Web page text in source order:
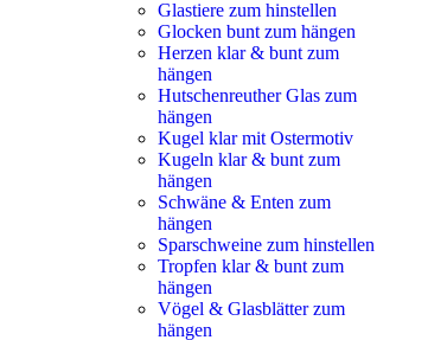
Glastiere zum hinstellen
Glocken bunt zum hängen
Herzen klar & bunt zum
hängen
Hutschenreuther Glas zum
hängen
Kugel klar mit Ostermotiv
Kugeln klar & bunt zum
hängen
Schwäne & Enten zum
hängen
Sparschweine zum hinstellen
Tropfen klar & bunt zum
hängen
Vögel & Glasblätter zum
hängen